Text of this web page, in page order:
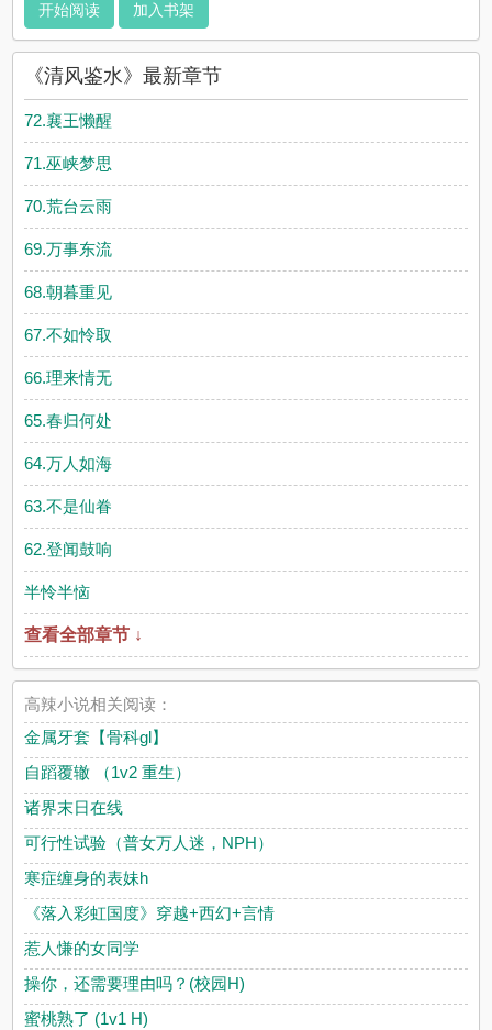
开始阅读 加入书架
《清风鉴水》最新章节
72.襄王懒醒
71.巫峡梦思
70.荒台云雨
69.万事东流
68.朝暮重见
67.不如怜取
66.理来情无
65.春归何处
64.万人如海
63.不是仙眷
62.登闻鼓响
半怜半恼
查看全部章节 ↓
高辣小说相关阅读：
金属牙套【骨科gl】
自蹈覆辙 （1v2 重生）
诸界末日在线
可行性试验（普女万人迷，NPH）
寒症缠身的表妹h
《落入彩虹国度》穿越+西幻+言情
惹人慊的女同学
操你，还需要理由吗？(校园H)
蜜桃熟了 (1v1 H)